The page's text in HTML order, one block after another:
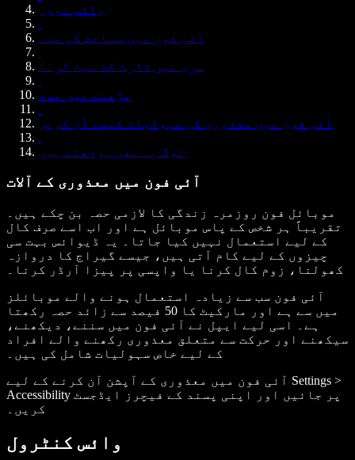
وائس اوور
آئی فون میں سماعت کی مدد
سری میں شارٹ کٹ سیٹ کرنا
پڑھنے میں مدد
آئی فون میں معذوری کی سہولیات کیسے آن کریں
لوگ یہ بھی پوچھتے ہیں
آئی فون میں معذوری کے آلات
موبائل فون روزمرہ زندگی کا لازمی حصہ بن چکے ہیں۔
تقریباً ہر شخص کے پاس موبائل ہے اور اب اسے صرف کال
کے لیے استعمال نہیں کیا جاتا۔ یہ ڈیوائس بہت سی
چیزوں کے لیے کام آتی ہیں، جیسے گیراج کا دروازہ
کھولنا، زوم کال کرنا یا واپسی پر پیزا آرڈر کرنا۔
آئی فون سب سے زیادہ استعمال ہونے والے موبائلز
میں سے ہے اور مارکیٹ کا 50 فیصد سے زائد حصہ رکھتا
ہے۔ اسی لیے ایپل نے آئی فون میں سننے، دیکھنے،
سیکھنے اور حرکت سے متعلق معذوری رکھنے والے افراد
کے لیے خاص سہولیات شامل کی ہیں۔
آئی فون میں معذوری کے آپشن آن کرنے کے لیے Settings >
Accessibility پر جائیں اور اپنی پسند کے فیچرز ایڈجسٹ
کریں۔
وائس کنٹرول